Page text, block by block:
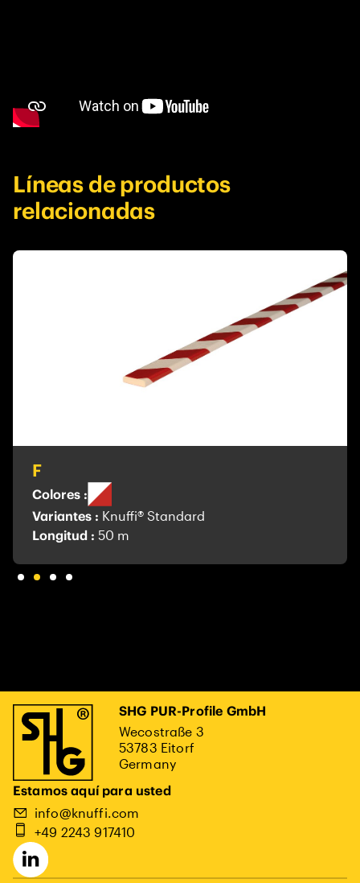
Líneas de productos
relacionadas
F
Colores :
Variantes : Knuffi® Standard
Longitud : 50 m
SHG PUR-Profile GmbH
Wecostraße 3
53783 Eitorf
Germany
Estamos aquí para usted
info@knuffi.com
+49 2243 917410